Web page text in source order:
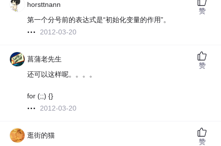
horsttnann
第一个分号前的表达式是“初始化变量的作用”。
2012-03-20
赞
菖蒲老先生
还可以这样呢。。。。
for (;;) {}
2012-03-20
赞
逛街的猫
赞